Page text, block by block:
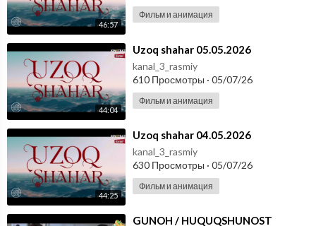
46:57
Фильм и анимация
44:04
⁣Uzoq shahar 05.05.2026
kanal_3_rasmiy
610 Просмотры · 05/07/26
Фильм и анимация
44:25
⁣Uzoq shahar 04.05.2026
kanal_3_rasmiy
630 Просмотры · 05/07/26
Фильм и анимация
⁣GUNOH / HUQUQSHUNOST